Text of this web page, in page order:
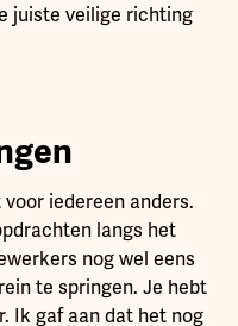
juiste veilige richting
iedereen anders.
langs het
nog wel eens
te springen. Je hebt
Ik gaf aan dat het nog